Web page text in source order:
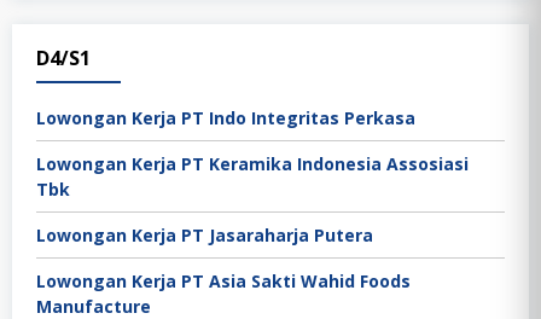
D4/S1
Lowongan Kerja PT Indo Integritas Perkasa
Lowongan Kerja PT Keramika Indonesia Assosiasi
Tbk
Lowongan Kerja PT Jasaraharja Putera
Lowongan Kerja PT Asia Sakti Wahid Foods
Manufacture